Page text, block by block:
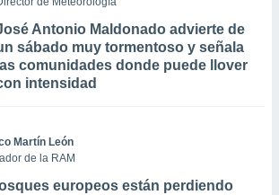
Antonio Maldonado advierte de
sábado muy tormentoso y señala
las comunidades donde puede llover
intensidad
Martín León
de la RAM
europeos están perdiendo